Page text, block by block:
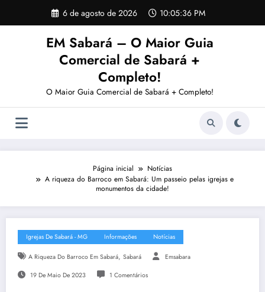
o
6 de agosto de 2026 10:05:37 PM
EM Sabará – O Maior Guia
Comercial de Sabará +
Completo!
O Maior Guia Comercial de Sabará + Completo!
Página inicial
Notícias
A riqueza do Barroco em Sabará: Um passeio pelas igrejas e
monumentos da cidade!
Igrejas De Sabará - MG Informações Notícias
A Riqueza Do Barroco Em Sabará, Sabará Emsabara
19 De Maio De 2023 1 Comentários